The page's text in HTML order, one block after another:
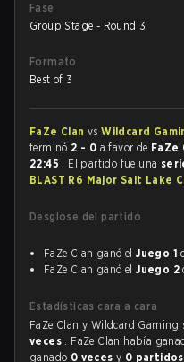
Fase
Group Stage - Round 3
Formato
Best of 3
FaZe Clan vsWildcard
terminó 2 - 0 a favor de FaZe
22:45 . El partido fue una
BLAST R6 Major Salt Lake
Desglose del partido
FaZe Clan ganó elJuego 1
FaZe Clan ganó elJuego 2
Estadísticas cara a cara
FaZe Clan y Wildcard Gaming
veces . FaZe Clan había
ganado 0 vecesy 0